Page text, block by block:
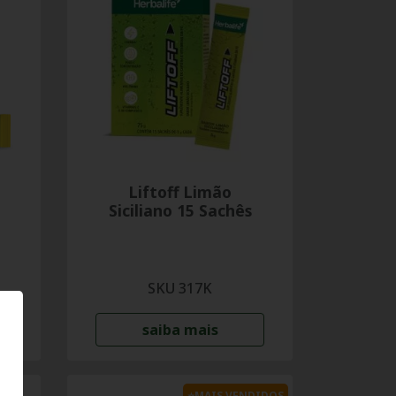
Liftoff Limão
Siciliano 15 Sachês
SKU 317K
saiba mais